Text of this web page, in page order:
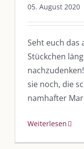
05. August 2020
Seht euch das
Stückchen
sie noch, die
namhafter
Weiterlesen
DIE KULMBLOGGERA
Kulmbloggera
Podcast
Kooperationen